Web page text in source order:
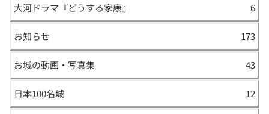
大河ドラマ『どうする家康』 6
お知らせ 173
お城の動画・写真集 43
日本100名城 12